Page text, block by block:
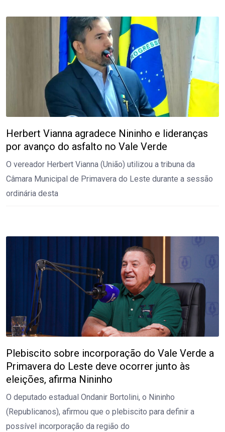
Herbert Vianna agradece Nininho e lideranças
por avanço do asfalto no Vale Verde
O vereador Herbert Vianna (União) utilizou a tribuna da
Câmara Municipal de Primavera do Leste durante a sessão
ordinária desta
Plebiscito sobre incorporação do Vale Verde a
Primavera do Leste deve ocorrer junto às
eleições, afirma Nininho
O deputado estadual Ondanir Bortolini, o Nininho
(Republicanos), afirmou que o plebiscito para definir a
possível incorporação da região do